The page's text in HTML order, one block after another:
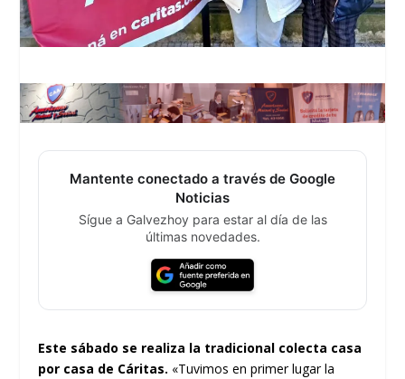
Mantente conectado a través de Google
Noticias
Sígue a Galvezhoy para estar al día de las
últimas novedades.
Este sábado se realiza la tradicional colecta casa
por casa de Cáritas. «Tuvimos en primer lugar la